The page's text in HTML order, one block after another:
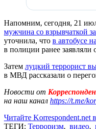
Напомним, сегодня, 21
мужчина со взрывчаткой
уточнила, что в автобусе
в полиции ранее заявляли
Затем луцкий террорист
в МВД рассказали о
Новости от
на наш канал https://t.me/
Читайте Korrespondent.net
ТЕГИ: Терроризм, видео,